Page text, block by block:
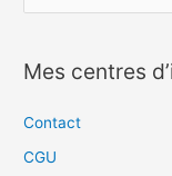
h
e
Mes centres
Contact
CGU